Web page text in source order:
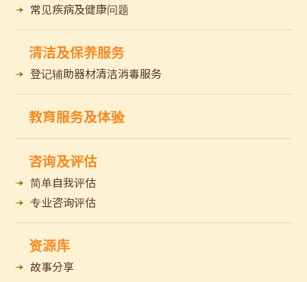
常见疾病及健康问题
清洁及保养服务
登记辅助器材清洁消毒服务
教育服务及体验
咨询及评估
简单自我评估
专业咨询评估
资源库
故事分享